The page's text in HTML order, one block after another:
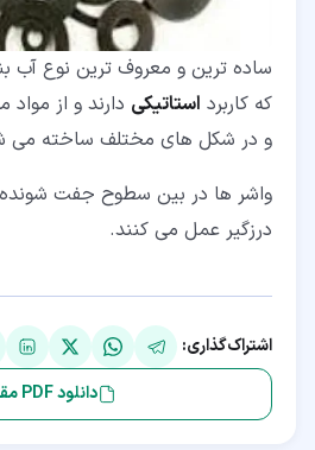
ساده ترین و معروف ترین نوع آب
که کاربرد استاتیکی دارند و از
و در شکل های مختلف ساخته می
واشر ها در بین سطوح جفت شونده
درزگیر عمل می کنند.
اشتراک‌گذاری:
دانلود PDF مقاله